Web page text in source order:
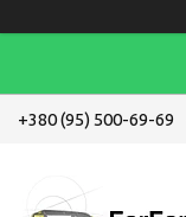
+380 (95) 500-69-69